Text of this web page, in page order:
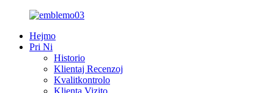
Hejmo
Pri Ni
Historio
Klientaj Recenzoj
Kvalitkontrolo
Klienta Vizito